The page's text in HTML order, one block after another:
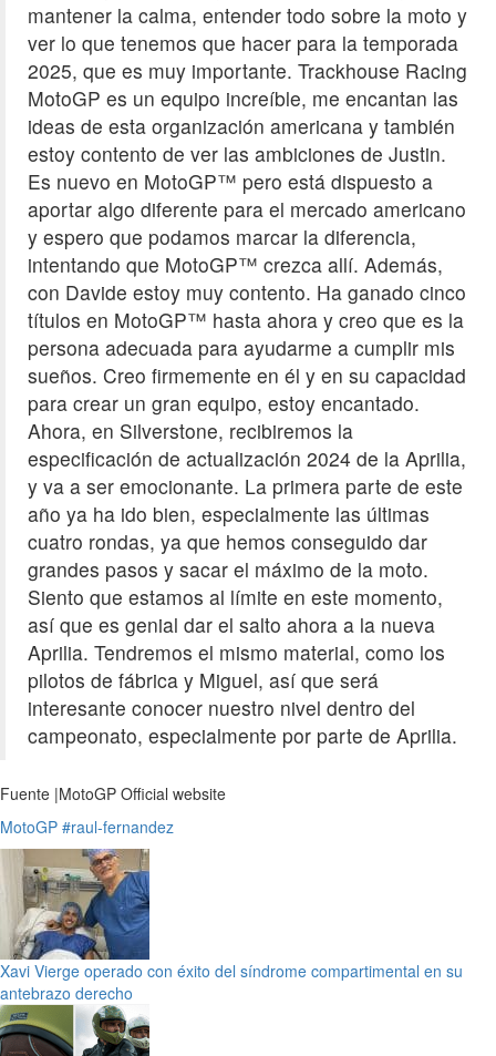
mantener la calma, entender todo sobre la moto y
ver lo que tenemos que hacer para la temporada
2025, que es muy importante. Trackhouse Racing
MotoGP es un equipo increíble, me encantan las
ideas de esta organización americana y también
estoy contento de ver las ambiciones de Justin.
Es nuevo en MotoGP™ pero está dispuesto a
aportar algo diferente para el mercado americano
y espero que podamos marcar la diferencia,
intentando que MotoGP™ crezca allí. Además,
con Davide estoy muy contento. Ha ganado cinco
títulos en MotoGP™ hasta ahora y creo que es la
persona adecuada para ayudarme a cumplir mis
sueños. Creo firmemente en él y en su capacidad
para crear un gran equipo, estoy encantado.
Ahora, en Silverstone, recibiremos la
especificación de actualización 2024 de la Aprilia,
y va a ser emocionante. La primera parte de este
año ya ha ido bien, especialmente las últimas
cuatro rondas, ya que hemos conseguido dar
grandes pasos y sacar el máximo de la moto.
Siento que estamos al límite en este momento,
así que es genial dar el salto ahora a la nueva
Aprilia. Tendremos el mismo material, como los
pilotos de fábrica y Miguel, así que será
interesante conocer nuestro nivel dentro del
campeonato, especialmente por parte de Aprilia.
Fuente |MotoGP Official website
MotoGP #raul-fernandez
Xavi Vierge operado con éxito del síndrome compartimental en su
antebrazo derecho